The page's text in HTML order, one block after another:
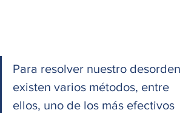
Para resolver nuestro desorden
existen varios métodos, entre
ellos, uno de los más efectivos